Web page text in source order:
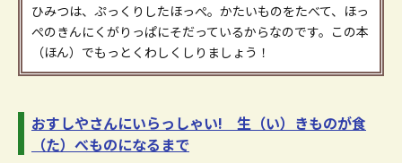
ひみつは、ぷっくりしたほっぺ。かたいものをたべて、ほっ
ぺのきんにくがりっぱにそだっているからなのです。この本
（ほん）でもっとくわしくしりましょう！
おすしやさんにいらっしゃい! 生（い）きものが食
（た）べものになるまで